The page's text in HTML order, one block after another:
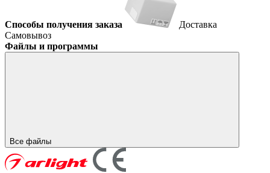
Способы получения заказа
Доставка
Самовывоз
Файлы и программы
Все файлы